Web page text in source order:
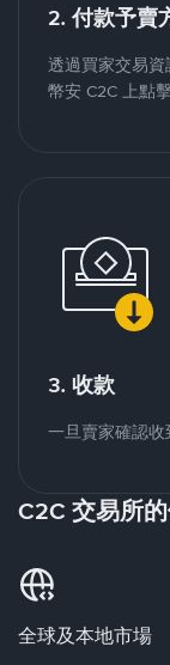
2. 付款予賣
透過買家交易
幣安 C2C 上點
3. 收款
一旦賣家確認收
C2C 交易所
全球及本地市場